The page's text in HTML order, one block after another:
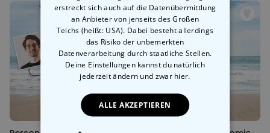
erstreckt sich auch auf die Datenübermittlung
an Anbieter von jenseits des Großen
Teichs (heißt: USA). Dabei besteht allerdings
das Risiko der unbemerkten
Datenverarbeitung durch staatliche Stellen.
Deine Einstellungen kannst du natürlich
jederzeit ändern und zwar hier.
ALLE AKZEPTIEREN